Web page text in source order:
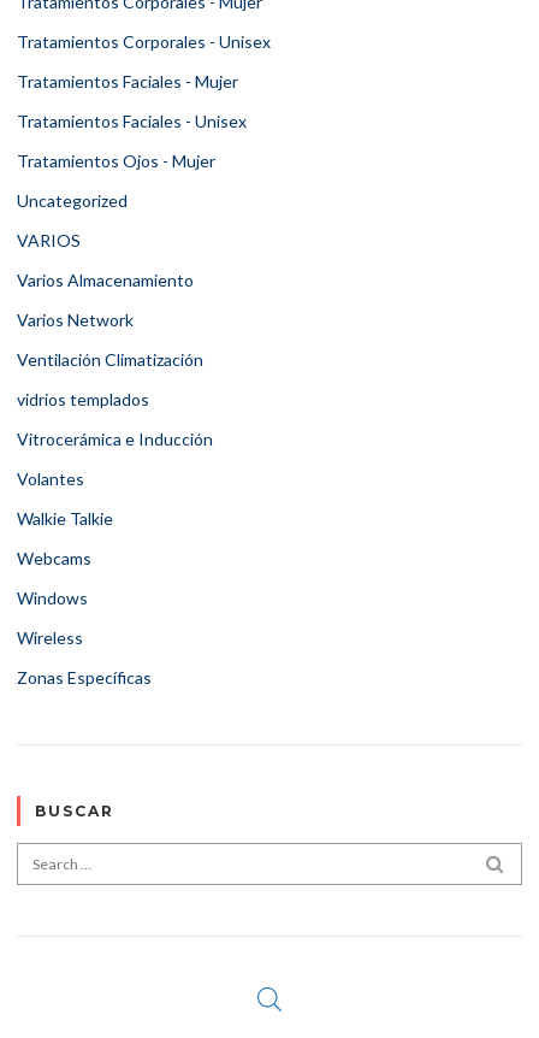
Tratamientos Corporales - Unisex
Tratamientos Faciales - Mujer
Tratamientos Faciales - Unisex
Tratamientos Ojos - Mujer
Uncategorized
VARIOS
Varios Almacenamiento
Varios Network
Ventilación Climatización
vidrios templados
Vitrocerámica e Inducción
Volantes
Walkie Talkie
Webcams
Windows
Wireless
Zonas Específicas
BUSCAR
Search for: